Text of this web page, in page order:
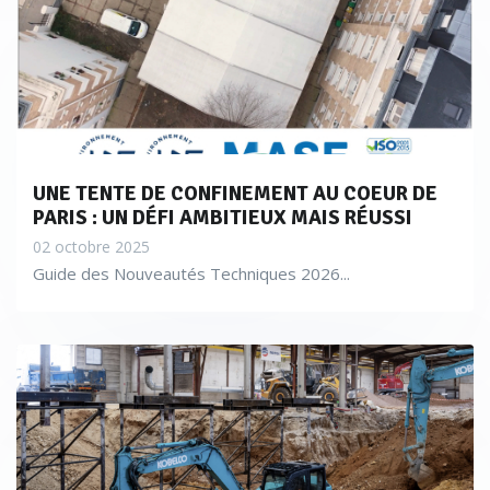
Blanquefort, près de Bordeaux. «Les bâtiments ont été
démantelés l’année dernière et nous dépolluons des sols
contaminés aux hydrocarbures, par excavation et lavage sur
site. La quasi-totalité des terres est réutilisée sur place. Nous
avons installé une barrière réactive pour une pollution par
des solvants chlorés » énumère Olivier Sibourg.
UNE TENTE DE CONFINEMENT AU COEUR DE
PARIS : UN DÉFI AMBITIEUX MAIS RÉUSSI
02 octobre 2025
Guide des Nouveautés Techniques 2026...